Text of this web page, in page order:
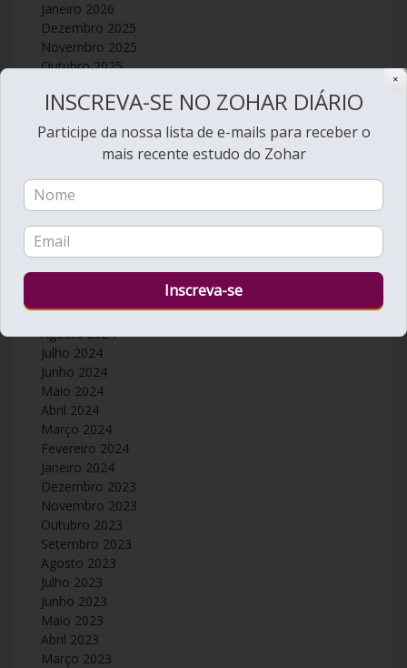
Janeiro 2026
Dezembro 2025
Novembro 2025
Outubro 2025
Agosto 2025
Julho 2025
Junho 2025
Maio 2025
Abril 2025
Março 2025
Janeiro 2025
Dezembro 2024
Novembro 2024
Setembro 2024
Agosto 2024
Julho 2024
Junho 2024
Maio 2024
Abril 2024
Março 2024
Fevereiro 2024
Janeiro 2024
Dezembro 2023
Novembro 2023
Outubro 2023
Setembro 2023
Agosto 2023
Julho 2023
Junho 2023
Maio 2023
Abril 2023
Março 2023
✕
INSCREVA-SE NO ZOHAR DIÁRIO
Participe da nossa lista de e-mails para receber o
mais recente estudo do Zohar